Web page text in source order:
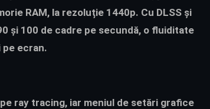
RAM, la rezoluție 1440p. Cu DLSS și
și 100 de cadre pe secundă, o fluiditate
ecran.
ray tracing, iar meniul de setări grafice